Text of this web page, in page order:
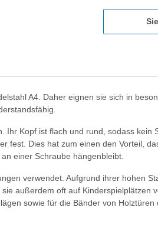
A4. Daher eignen sie sich in
Ihr Kopf ist flach und rund, sodass
fest. Dies hat zum einen den Vorteil,
einer Schraube hängenbleibt.
verwendet. Aufgrund ihrer hohen
außerdem oft auf
sowie für die Bänder von Holztüren